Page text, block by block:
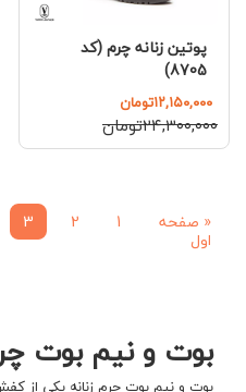
پوتین زنانه چرم (کد
8705)
۱۲,۱۵۰,۰۰۰تومان
۲۴,۳۰۰,۰۰۰تومان
« صفحه
اول
1
2
3
بوت و نیم بوت
بوت و نیم بوت چرم زنانه یکی از